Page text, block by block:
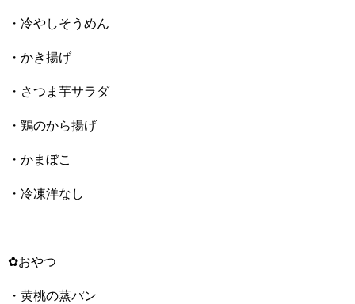
・冷やしそうめん
・かき揚げ
・さつま芋サラダ
・鶏のから揚げ
・かまぼこ
・冷凍洋なし
✿おやつ
・黄桃の蒸パン